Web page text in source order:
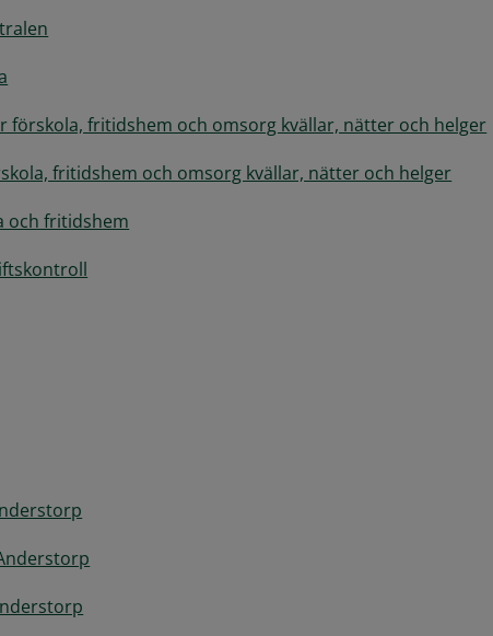
förskola, fritidshem och omsorg kvällar, nätter och helger
fritidshem och omsorg kvällar, nätter och helger
och fritidshem